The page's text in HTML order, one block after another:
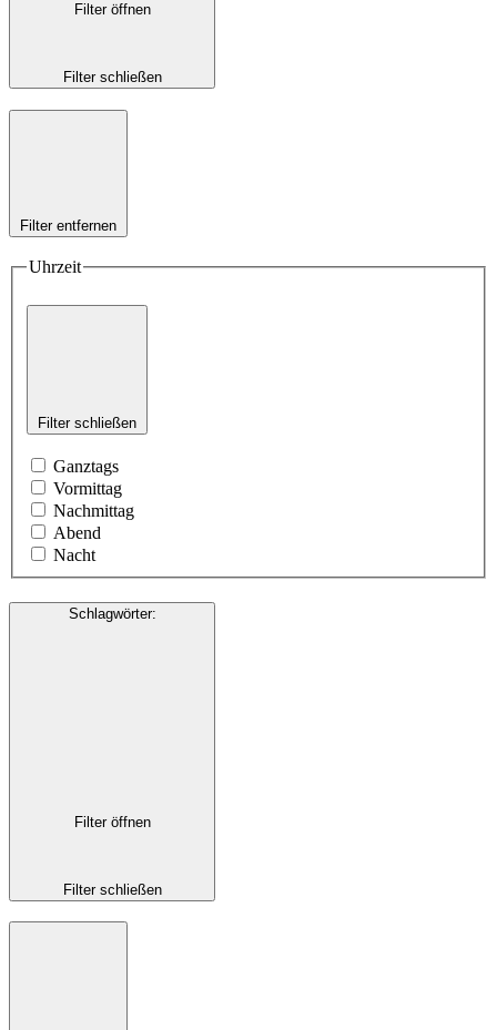
Filter öffnen
Filter schließen
Filter entfernen
Uhrzeit
Filter schließen
Ganztags
Vormittag
Nachmittag
Abend
Nacht
Schlagwörter:
Filter öffnen
Filter schließen